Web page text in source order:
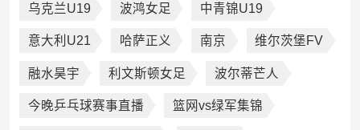
乌克兰U19 波鸿女足 中青锦U19
意大利U21 哈萨正义 南京 维尔茨堡FV
融水昊宇 利文斯顿女足 波尔蒂芒人
今晚乒乓球赛事直播 篮网vs绿军集锦